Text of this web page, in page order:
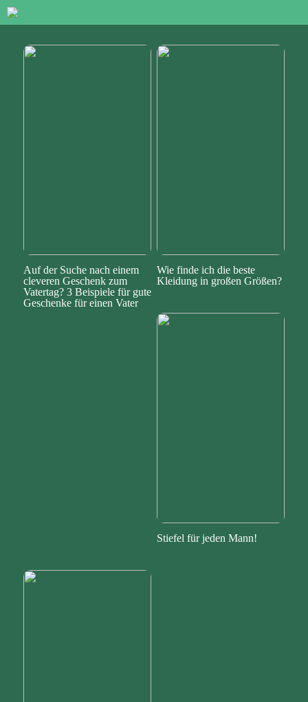
Auf der Suche nach einem
cleveren Geschenk zum
Vatertag? 3 Beispiele für gute
Geschenke für einen Vater
Wie finde ich die beste
Kleidung in großen Größen?
Stiefel für jeden Mann!